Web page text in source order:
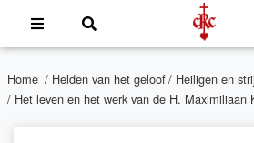
Home / Helden van het geloof/ Heiligen en
/ Het leven en het werk van de H. Maximiliaan